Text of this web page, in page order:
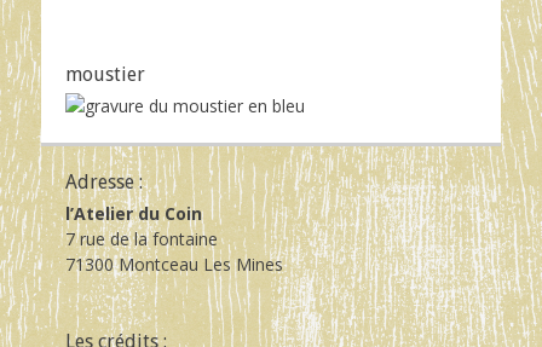
moustier
Adresse :
l’Atelier du Coin
7 rue de la fontaine
71300 Montceau Les Mines
Les crédits :